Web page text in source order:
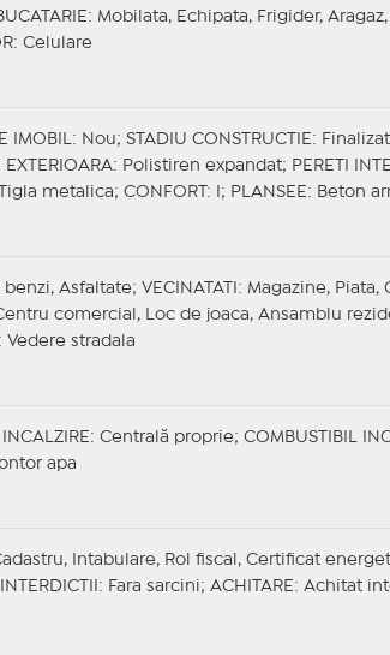
: Mobilata, Echipata, Frigider,
: Celulare
IMOBIL : Nou; STADIU CONSTRUCTIE :
EXTERIOARA: Polistiren expandat; PERETI
metalica; CONFORT : I; PLANSEE : Beton
benzi, Asfaltate; VECINATATI
: Magazine, Piata,
comercial, Loc de joaca, Ansamblu
: Vedere stradala
INCALZIRE : Centrală proprie; COMBUSTIBIL
apa
Intabulare, Rol fiscal, Certificat
INTERDICTII : Fara sarcini; ACHITARE : Achitat